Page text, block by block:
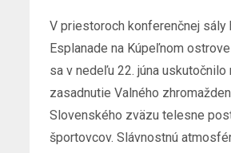
V priestoroch konferenčnej sály
Esplanade na Kúpeľnom
sa v nedeľu 22. júna uskutočnilo
zasadnutie Valného
Slovenského zväzu telesne
športovcov. Slávnostnú